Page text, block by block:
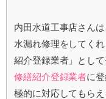
内田水道工事店さん
水漏れ修理をしてく
紹介登録業者」として
修繕紹介登録業者に
極的に対応してもらえ